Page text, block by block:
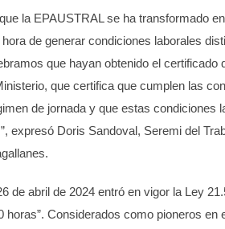
la EPAUSTRAL se ha transformado
de generar condiciones laborales
que hayan obtenido el certificado
que certifica que cumplen las
de jornada y que estas condiciones
expresó Doris Sandoval, Seremi del
de abril de 2024 entró en vigor la Ley
horas”. Considerados como pioneros en